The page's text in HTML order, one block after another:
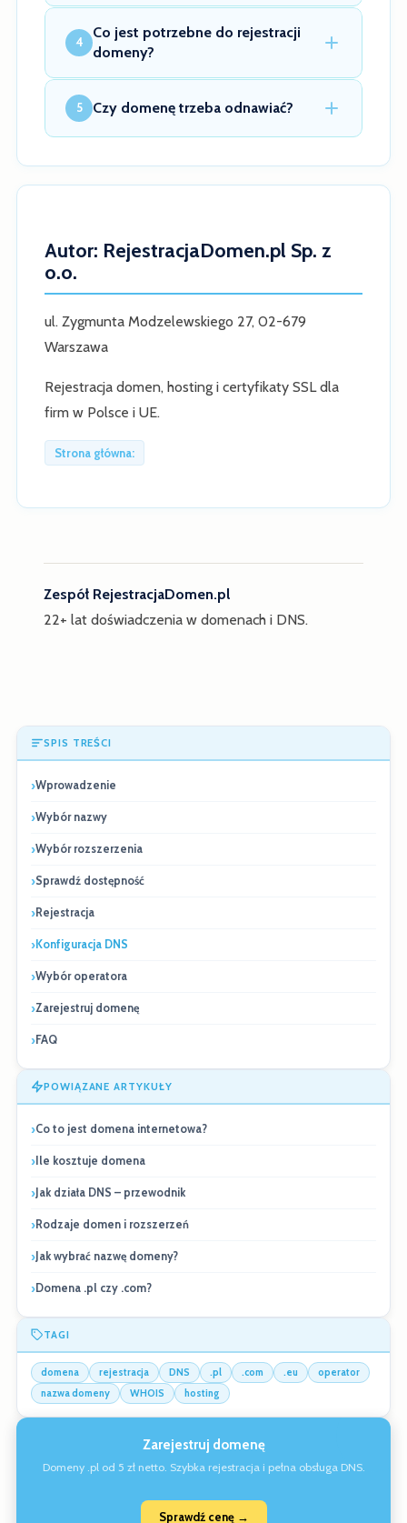
4
Co jest potrzebne do rejestracji
domeny?
5 Czy domenę trzeba odnawiać?
Autor: RejestracjaDomen.pl Sp. z
o.o.
ul. Zygmunta Modzelewskiego 27, 02-679
Warszawa
Rejestracja domen, hosting i certyfikaty SSL dla
firm w Polsce i UE.
Strona główna:
Zespół RejestracjaDomen.pl
22+ lat doświadczenia w domenach i DNS.
SPIS TREŚCI
Wprowadzenie
Wybór nazwy
Wybór rozszerzenia
Sprawdź dostępność
Rejestracja
Konfiguracja DNS
Wybór operatora
Zarejestruj domenę
FAQ
POWIĄZANE ARTYKUŁY
Co to jest domena internetowa?
Ile kosztuje domena
Jak działa DNS – przewodnik
Rodzaje domen i rozszerzeń
Jak wybrać nazwę domeny?
Domena .pl czy .com?
TAGI
domena rejestracja DNS .pl .com .eu
operator
nazwa domeny
WHOIS hosting
Zarejestruj domenę
Domeny .pl od 5 zł netto. Szybka rejestracja i pełna obsługa DNS.
Sprawdź cenę →